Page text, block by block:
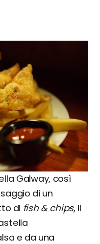
Galway, così
di un
di fish & chips, il
e da una